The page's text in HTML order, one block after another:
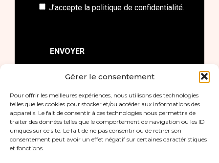
Gérer le consentement
Pour offrir les meilleures expériences, nous utilisons des technologies
telles que les cookies pour stocker et/ou accéder aux informations des
appareils. Le fait de consentir à ces technologies nous permettra de
traiter des données telles que le comportement de navigation ou les ID
uniques sur ce site. Le fait de ne pas consentir ou de retirer son
consentement peut avoir un effet négatif sur certaines caractéristiques
et fonctions.
J’accepte la politique de confidentialité.